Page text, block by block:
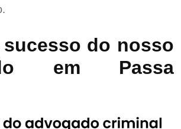
sucesso do nosso
em Passa